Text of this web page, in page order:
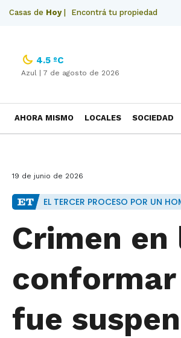
Casas de Hoy| Encontrá tu propiedad
4.5 ºC
Azul | 7 de agosto de 2026
AHORA MISMO LOCALES SOCIEDAD
19 de junio de 2026
EL TERCER PROCESO POR UN
Crimen en
conformar
fue